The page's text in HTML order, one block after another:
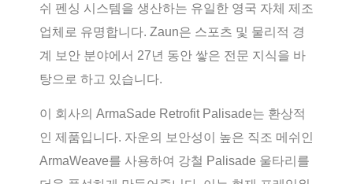
쉬 펜싱 시스템을 생산하는 유일한 영국 자체 제조
업체로 유명합니다. Zaun은 스포츠 및 물리적 경
계 보안 분야에서 27년 동안 쌓은 전문 지식을 바
탕으로 하고 있습니다.
이 회사의 ArmaSade Retrofit Palisade는 환상적
인 제품입니다. 자운의 보안성이 높은 직조 메쉬인
ArmaWeave를 사용하여 강철 Palisade 울타리를